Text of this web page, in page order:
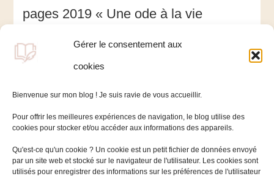
Gérer le consentement aux
cookies
Bienvenue sur mon blog ! Je suis ravie de vous accueillir.
Pour offrir les meilleures expériences de navigation, le blog utilise des
cookies pour stocker et/ou accéder aux informations des appareils.
Qu'est-ce qu'un cookie ? Un cookie est un petit fichier de données envoyé
par un site web et stocké sur le navigateur de l'utilisateur. Les cookies sont
utilisés pour enregistrer des informations sur les préférences de l'utilisateur
forêt
pages 2019 « Une ode à la vie
une voix et une conscience » 